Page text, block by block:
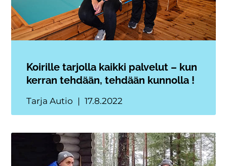
Koirille tarjolla kaikki palvelut – kun
kerran tehdään, tehdään kunnolla !
Tarja Autio 17.8.2022